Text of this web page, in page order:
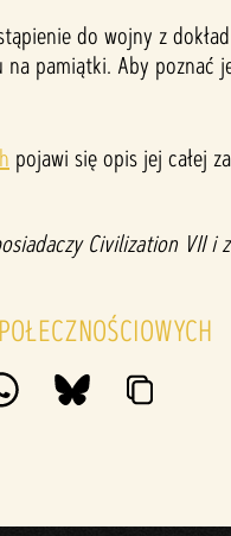
do wojny z
pamiątki. Aby
pojawi się opis jej całej
Civilization VII